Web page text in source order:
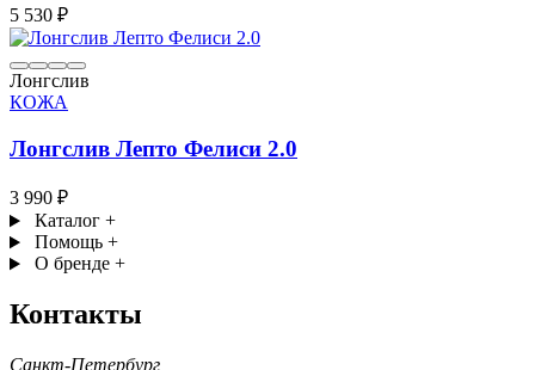
5 530 ₽
Лонгслив
КОЖА
Лонгслив Лепто Фелиси 2.0
3 990 ₽
Каталог +
Помощь +
О бренде +
Контакты
Санкт-Петербург,